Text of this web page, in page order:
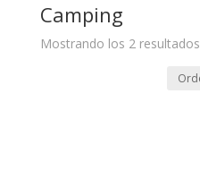
Camping
Mostrando los 2 resultados